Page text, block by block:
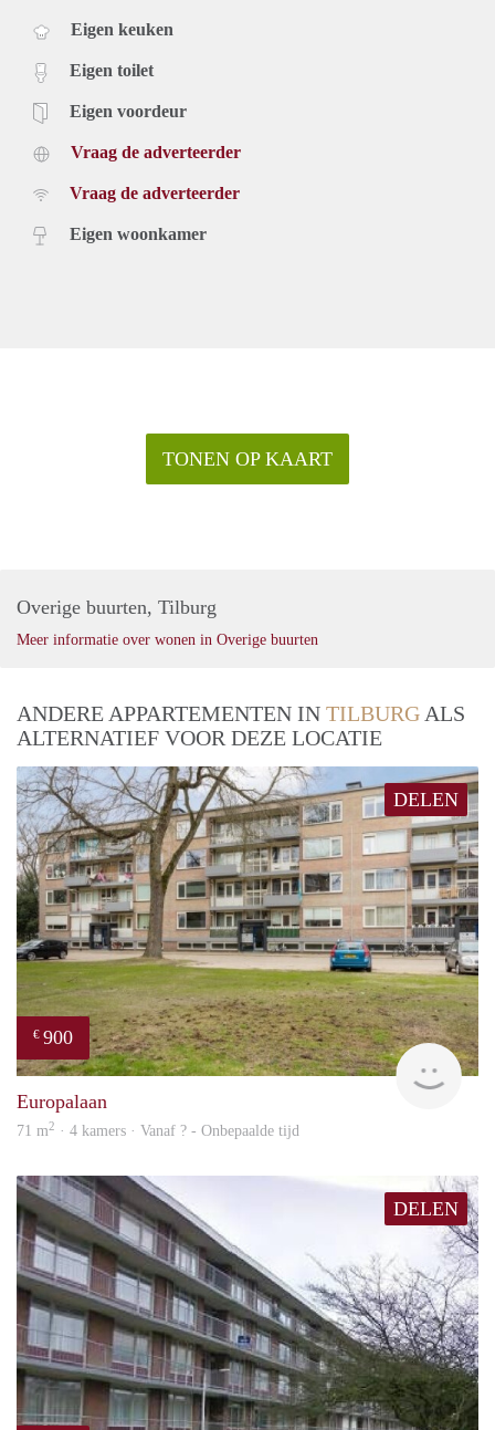
Eigen keuken
Eigen toilet
Eigen voordeur
Vraag de adverteerder
Vraag de adverteerder
Eigen woonkamer
TONEN OP KAART
Overige buurten, Tilburg
Meer informatie over wonen in Overige buurten
ANDERE APPARTEMENTEN IN TILBURG ALS
ALTERNATIEF VOOR DEZE LOCATIE
DELEN
€ 900
Europalaan
71 m2 · 4 kamers · Vanaf ? - Onbepaalde tijd
DELEN